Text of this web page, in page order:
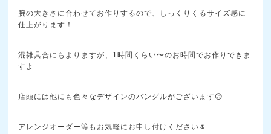
腕の大きさに合わせてお作りするので、しっくりくるサイズ感に
仕上がります！
混雑具合にもよりますが、1時間くらい〜のお時間でお作りできま
すよ
店頭には他にも色々なデザインのバングルがございます😊
アレンジオーダー等もお気軽にお申し付けください🌷